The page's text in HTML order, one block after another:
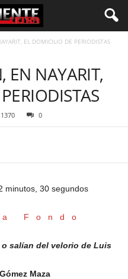
EL DOMICILIO DE PERIODISTAS
EN NAYARIT,
1370 0
minutos, 30 segundos
Fondo
o salían del velorio de Luis
Maza